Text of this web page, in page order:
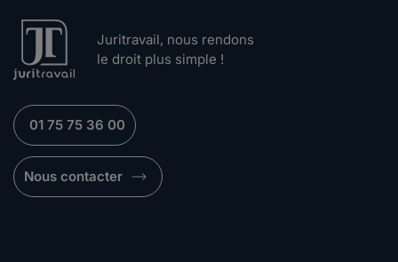
Juritravail, nous rendons
le droit plus simple !
01 75 75 36 00
Nous contacter